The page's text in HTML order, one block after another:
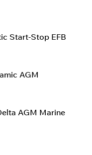
Start-Stop EFB
AGM
AGM Marine